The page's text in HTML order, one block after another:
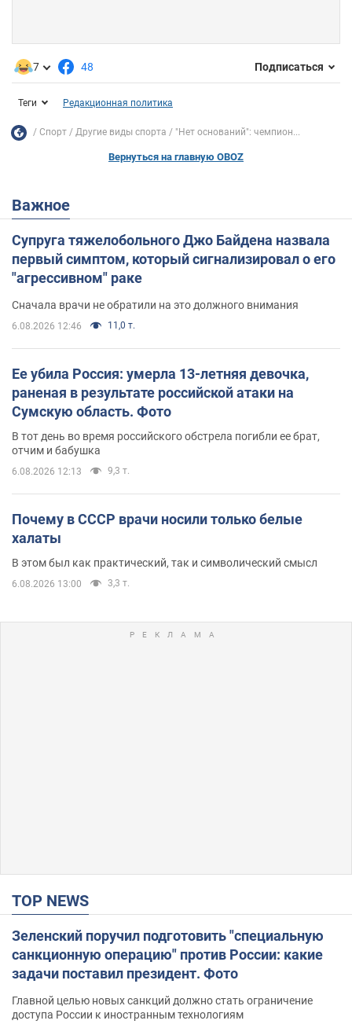
7 48 Подписаться
Теги Редакционная политика
Спорт Другие виды спорта "Нет оснований": чемпион...
Вернуться на главную OBOZ
Важное
Супруга тяжелобольного Джо Байдена назвала
первый симптом, который сигнализировал о его
"агрессивном" раке
Сначала врачи не обратили на это должного внимания
6.08.2026 12:46 11,0 т.
Ее убила Россия: умерла 13-летняя девочка,
раненая в результате российской атаки на
Сумскую область. Фото
В тот день во время российского обстрела погибли ее брат,
отчим и бабушка
6.08.2026 12:13 9,3 т.
Почему в СССР врачи носили только белые
халаты
В этом был как практический, так и символический смысл
6.08.2026 13:00 3,3 т.
TOP NEWS
Зеленский поручил подготовить "специальную
санкционную операцию" против России: какие
задачи поставил президент. Фото
Главной целью новых санкций должно стать ограничение
доступа России к иностранным технологиям